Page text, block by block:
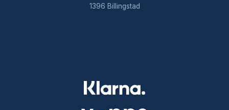
1396 Billingstad